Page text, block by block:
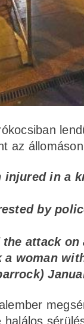
az
injured in a
by
attack
a woman
halálos